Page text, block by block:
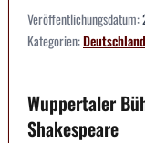
Veröffentlichungsdatum:
Kategorien:Deutschland
Wuppertaler
Shakespeare